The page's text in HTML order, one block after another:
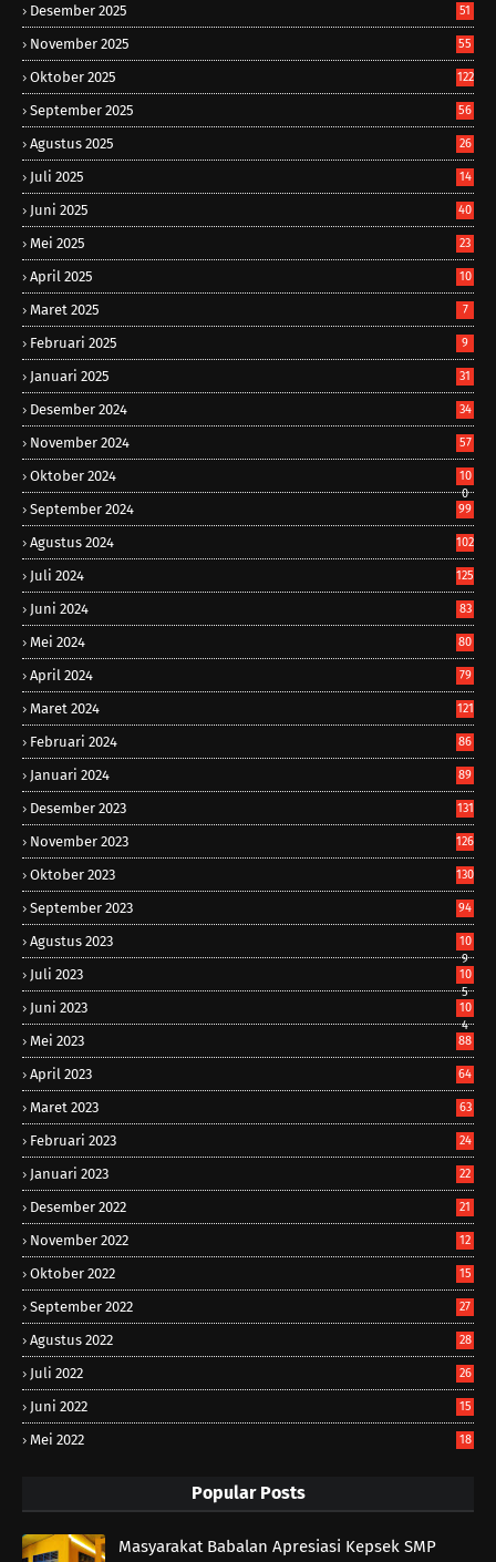
Desember 2025 51
November 2025 55
Oktober 2025 122
September 2025 56
Agustus 2025 26
Juli 2025 14
Juni 2025 40
Mei 2025 23
April 2025 10
Maret 2025 7
Februari 2025 9
Januari 2025 31
Desember 2024 34
November 2024 57
Oktober 2024
10
0
September 2024 99
Agustus 2024 102
Juli 2024 125
Juni 2024 83
Mei 2024 80
April 2024 79
Maret 2024 121
Februari 2024 86
Januari 2024 89
Desember 2023 131
November 2023 126
Oktober 2023 130
September 2023 94
Agustus 2023
10
9
Juli 2023
10
5
Juni 2023
10
4
Mei 2023 88
April 2023 64
Maret 2023 63
Februari 2023 24
Januari 2023 22
Desember 2022 21
November 2022 12
Oktober 2022 15
September 2022 27
Agustus 2022 28
Juli 2022 26
Juni 2022 15
Mei 2022 18
Popular Posts
Masyarakat Babalan Apresiasi Kepsek SMP